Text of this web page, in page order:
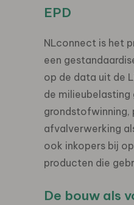
EPD
NLconnect is het
een
op de data uit de
de milieubelasting
grondstofwinning,
afvalverwerking
ook inkopers bij
producten die
De bouw als